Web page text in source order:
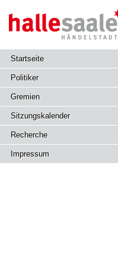
Startseite
Politiker
Gremien
Sitzungskalender
Recherche
Impressum